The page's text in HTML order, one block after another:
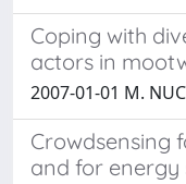
Coping with
actors in
2007-01-01 M.
Crowdsensing
and for energy